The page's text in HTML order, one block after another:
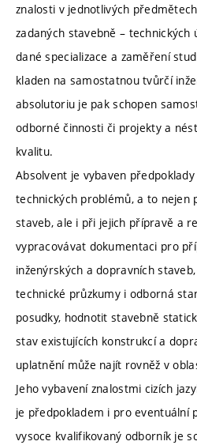
znalosti v jednotlivých
zadaných stavebně –
dané specializace a zaměření
kladen na samostatnou tvůrčí
absolutoriu je pak schopen
odborné činnosti či projekty a
kvalitu.
Absolvent je vybaven
technických problémů, a to nejen
staveb, ale i při jejich přípravě a
vypracovávat dokumentaci pro
inženýrských a dopravních
technické průzkumy i odborná
posudky, hodnotit stavebně
stav existujících konstrukcí a
uplatnění může najít rovněž v
Jeho vybavení znalostmi cizích
je předpokladem i pro eventuální
vysoce kvalifikovaný odborník je